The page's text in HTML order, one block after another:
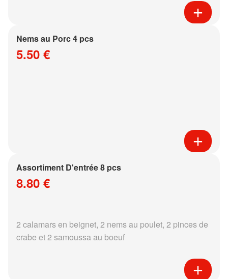
Nems au Porc 4 pcs
5.50 €
Assortiment D'entrée 8 pcs
8.80 €
2 calamars en beignet, 2 nems au poulet, 2 pinces de
crabe et 2 samoussa au boeuf